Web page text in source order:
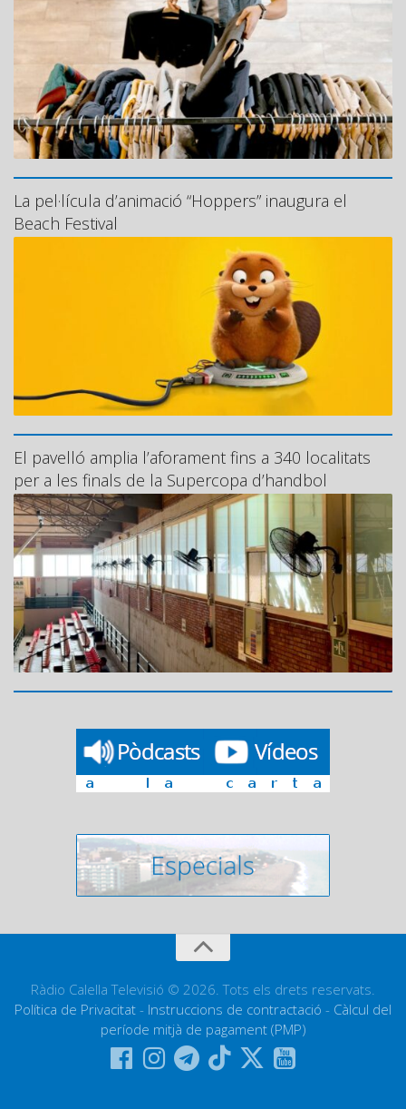
La pel·lícula d’animació “Hoppers” inaugura el
Beach Festival
El pavelló amplia l’aforament fins a 340 localitats
per a les finals de la Supercopa d’handbol
Ràdio Calella Televisió © 2026. Tots els drets reservats.
Política de Privacitat - Instruccions de contractació - Càlcul del
període mitjà de pagament (PMP)